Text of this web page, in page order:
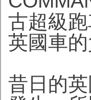
古超級
英國車的
昔日的